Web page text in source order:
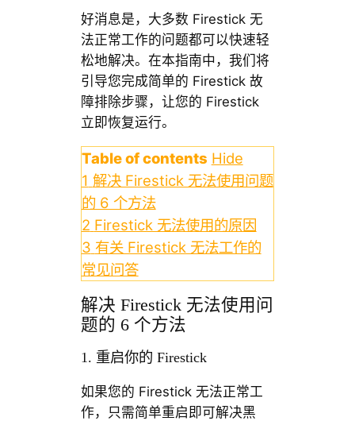
好消息是，大多数 Firestick 无
法正常工作的问题都可以快速轻
松地解决。在本指南中，我们将
引导您完成简单的 Firestick 故
障排除步骤，让您的 Firestick
立即恢复运行。
Table of contents Hide
1 解决 Firestick 无法使用问题
的 6 个方法
2 Firestick 无法使用的原因
3 有关 Firestick 无法工作的
常见问答
解决 Firestick 无法使用问
题的 6 个方法
1. 重启你的 Firestick
如果您的 Firestick 无法正常工
作，只需简单重启即可解决黑